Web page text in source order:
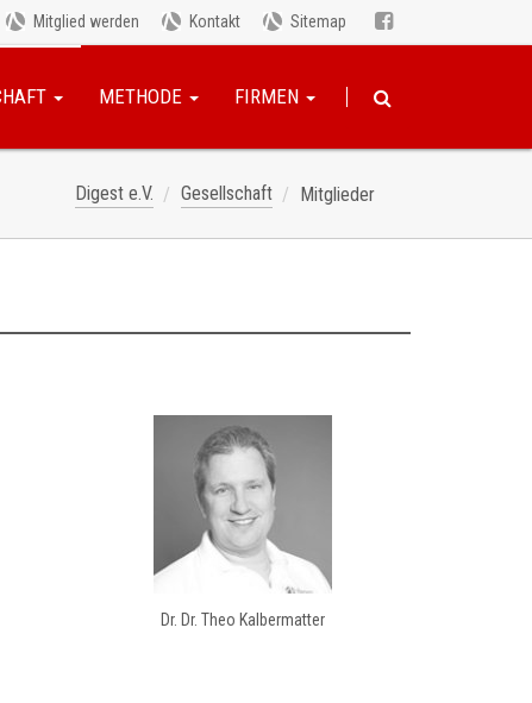
Mitglied werden Kontakt Sitemap
METHODE FIRMEN
Digest e.V. Gesellschaft Mitglieder
Dr. Dr. Theo Kalbermatter